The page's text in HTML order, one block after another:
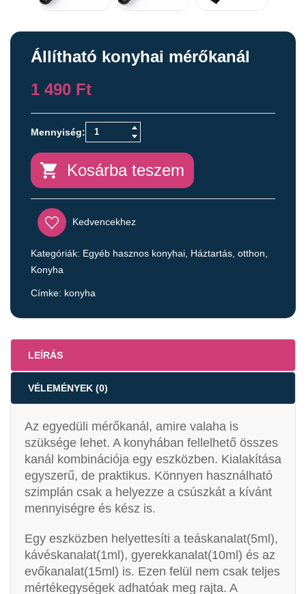
Állítható konyhai mérőkanál
1 490 Ft
Kosárba teszem
Kedvencekhez
Kategóriák: Egyéb hasznos konyhai, Háztartás, otthon,
Konyha
Címke: konyha
LEÍRÁS
VÉLEMÉNYEK (0)
Az egyedüli mérőkanál, amire valaha is
szüksége lehet. A konyhában fellelhető összes
kanál kombinációja egy eszközben. Kialakítása
egyszerű, de praktikus. Könnyen használható
szimplán csak a helyezze a csúszkát a kívánt
mennyiségre és kész is.
Egy eszközben helyettesíti a teáskanalat(5ml),
kávéskanalat(1ml), gyerekkanalat(10ml) és az
evőkanalat(15ml) is. Ezen felül nem csak teljes
mértékegységek adhatóak meg rajta. A